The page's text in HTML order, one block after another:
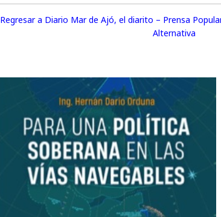
Regresar a Diario Mar de Ajó, el diarito – Prensa
Alternativa